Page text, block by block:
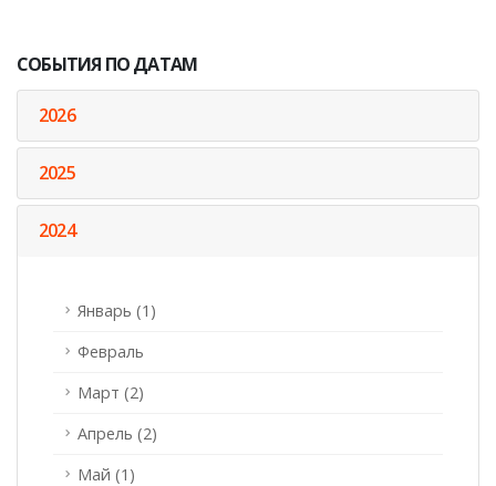
СОБЫТИЯ ПО ДАТАМ
2026
2025
2024
Январь (1)
Февраль
Март (2)
Апрель (2)
Май (1)